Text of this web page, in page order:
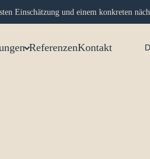
Einschätzung und einem konkreten
ReferenzenKontakt